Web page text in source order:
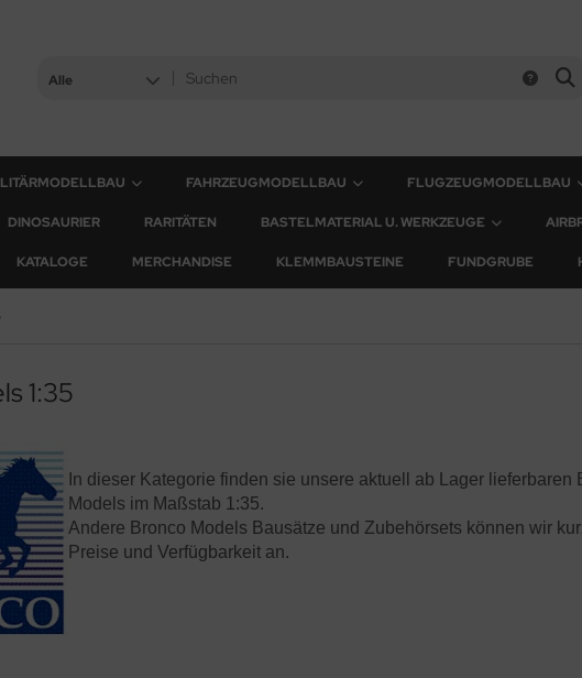
Alle
FAHRZEUGMODELLBAU FLUGZEUGMODELLBAU
DINOSAURIER RARITÄTEN BASTELMATERIAL U. WERKZEUGE
KATALOGE MERCHANDISE KLEMMBAUSTEINE FUNDGRUBE
1:35
In dieser Kategorie finden sie unsere aktuell ab Lager
Models im Maßstab 1:35.
Andere Bronco Models Bausätze und Zubehörsets können wir
Preise und Verfügbarkeit an.